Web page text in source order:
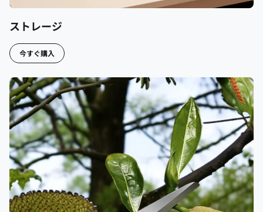
ストレージ
今すぐ購入